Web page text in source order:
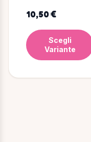
10,50 €
Scegli
Variante